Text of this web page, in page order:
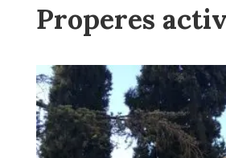
Properes